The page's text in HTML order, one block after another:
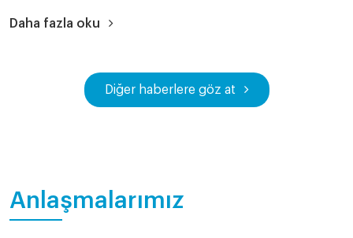
Daha fazla oku
Diğer haberlere göz at
Anlaşmalarımız